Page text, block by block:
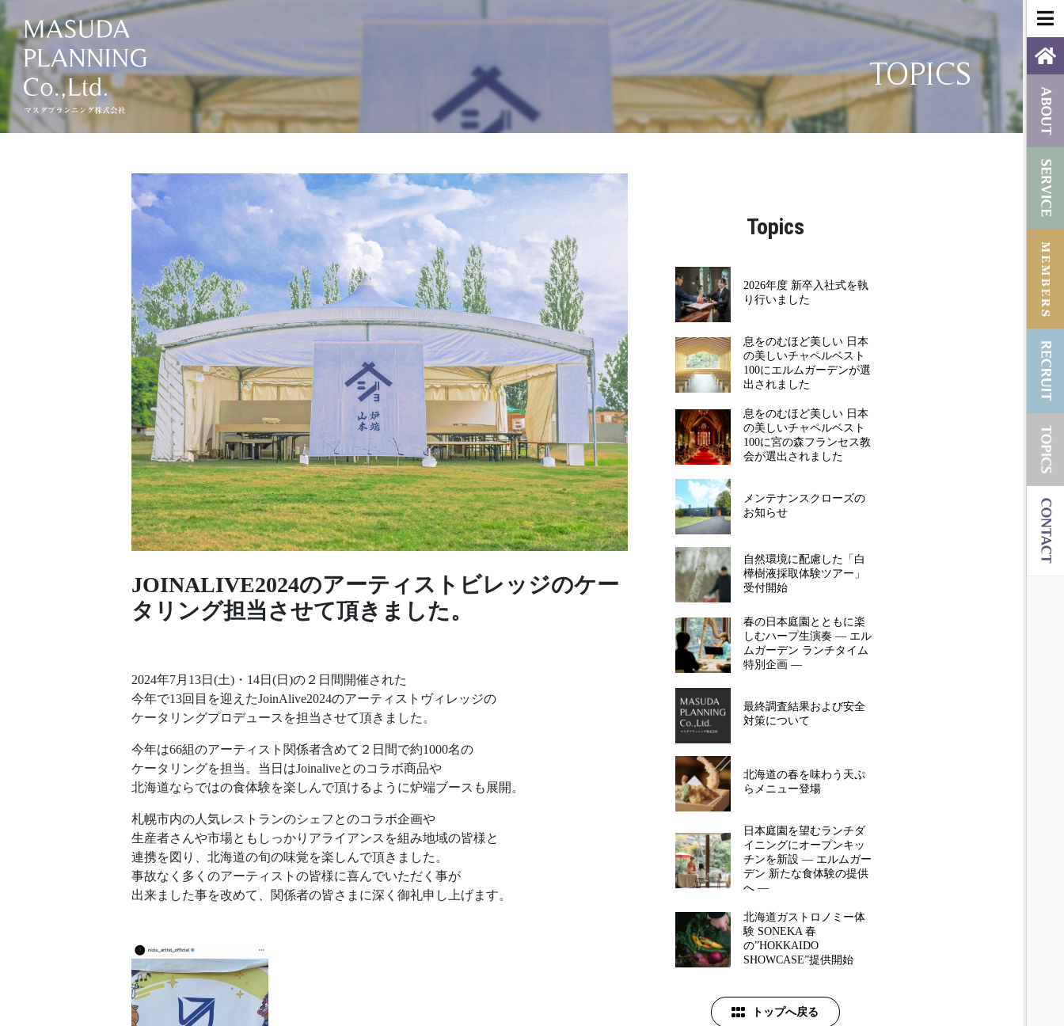
TOPICS
JOINALIVE2024のアーティストビレッジのケー
タリング担当させて頂きました。
2024年7月13日(土)・14日(日)の２日間開催された
今年で13回目を迎えたJoinAlive2024のアーティストヴィレッジの
ケータリングプロデュースを担当させて頂きました。
今年は66組のアーティスト関係者含めて２日間で約1000名の
ケータリングを担当。当日はJoinaliveとのコラボ商品や
北海道ならではの食体験を楽しんで頂けるように炉端ブースも展開。
札幌市内の人気レストランのシェフとのコラボ企画や
生産者さんや市場ともしっかりアライアンスを組み地域の皆様と
連携を図り、北海道の旬の味覚を楽しんで頂きました。
事故なく多くのアーティストの皆様に喜んでいただく事が
出来ました事を改めて、関係者の皆さまに深く御礼申し上げます。
Topics
2026年度 新卒入社式を執
り行いました
息をのむほど美しい 日本
の美しいチャペルベスト
100にエルムガーデンが選
出されました
息をのむほど美しい 日本
の美しいチャペルベスト
100に宮の森フランセス教
会が選出されました
メンテナンスクローズの
お知らせ
自然環境に配慮した「白
樺樹液採取体験ツアー」
受付開始
春の日本庭園とともに楽
しむハープ生演奏 ― エル
ムガーデン ランチタイム
特別企画 ―
最終調査結果および安全
対策について
北海道の春を味わう天ぷ
らメニュー登場
日本庭園を望むランチダ
イニングにオープンキッ
チンを新設 ― エルムガー
デン 新たな食体験の提供
へ ―
北海道ガストロノミー体
験 SONEKA 春
の”HOKKAIDO
SHOWCASE”提供開始
トップへ戻る